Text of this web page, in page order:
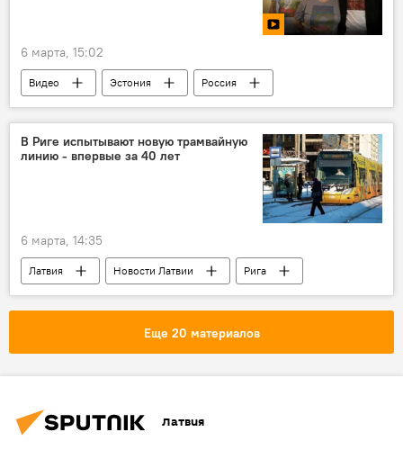
6 марта, 15:02
Видео Эстония
Россия
политика
неграждане
Сергей Чаулин
В Риге испытывают новую трамвайную
линию - впервые за 40 лет
6 марта, 14:35
Латвия Новости Латвии
Рига
трамвай
транспорт
Еще 20 материалов
Латвия